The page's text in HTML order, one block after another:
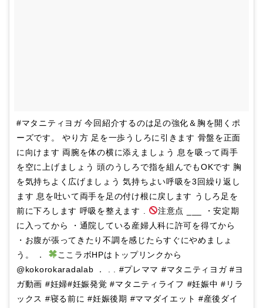
#マタニティヨガ 今回紹介するのは足の強化＆胸を開くポ
ーズです。 やり方 足を一歩うしろに引きます 骨盤を正面
に向けます 両腕を体の横に添えましょう 息を吸って両手
を空に上げましょう 頭のうしろで指を組んでもOKです 胸
を気持ちよく広げましょう 気持ちよい呼吸を3回繰り返し
ます 息を吐いて両手を足の付け根に戻します うしろ足を
前に下ろします 呼吸を整えます .
注意点 ___ ・安定期
に入ってから ・通院している産婦人科に許可を得てから
・お腹が張ってきたり不調を感じたらすぐにやめましょ
う。 ．
ここラボHPはトップリンクから
@kokorokaradalab ． . . #プレママ #マタニティヨガ #ヨ
ガ動画 #妊婦#妊娠発覚 #マタニティライフ #妊娠中 #リラ
ックス #寝る前に #妊娠後期 #ママダイエット #産後ダイ